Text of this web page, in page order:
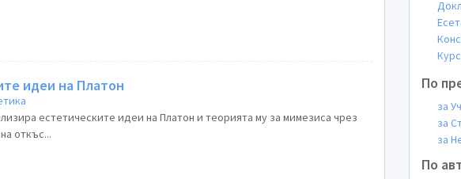
идеи на Платон
естетическите идеи на Платон и теорията му за мимезиса чрез
откъс...
По
за
за
за
По